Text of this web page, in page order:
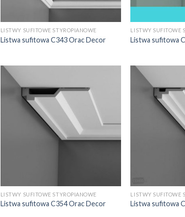
LISTWY SUFITOWE STYROPIANOWE
Listwa sufitowa C343 Orac Decor
LISTWY SUFITOWE
Listwa sufitowa
LISTWY SUFITOWE STYROPIANOWE
Listwa sufitowa C354 Orac Decor
LISTWY SUFITOWE
Listwa sufitowa